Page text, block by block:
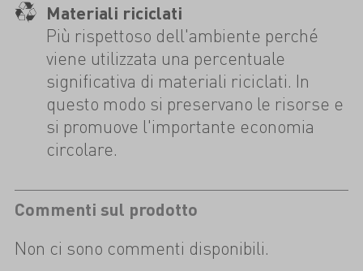
Materiali riciclati
Più rispettoso dell'ambiente perché
viene utilizzata una percentuale
significativa di materiali riciclati. In
questo modo si preservano le risorse e
si promuove l'importante economia
circolare.
Commenti sul prodotto
Non ci sono commenti disponibili.